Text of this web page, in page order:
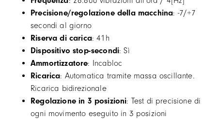
Precisione/regolazione della macchina: -7/+7
secondi al giorno
Riserva di carica: 41h
Dispositivo stop-secondi: Sì
Ammortizzatore: Incabloc
Ricarica: Automatica tramite massa oscillante.
Ricarica bidirezionale
Regolazione in 3 posizioni: Test di precisione di
ogni movimento eseguito in 3 posizioni